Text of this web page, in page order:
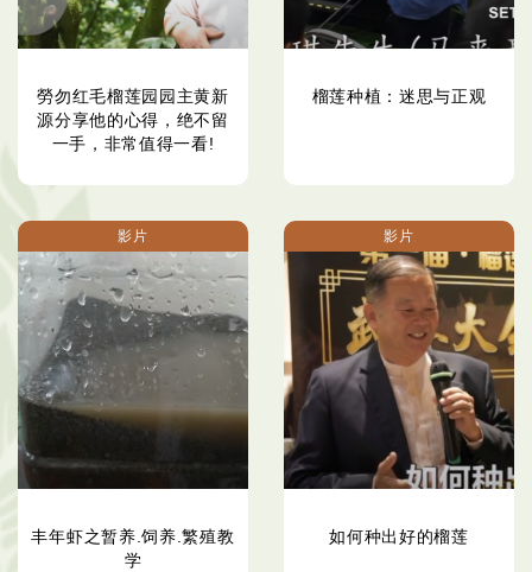
勞勿红毛榴莲园园主黄新
源分享他的心得，绝不留
一手，非常值得一看!
榴莲种植：迷思与正观
影片
丰年虾之暂养.饲养.繁殖教
学
影片
如何种出好的榴莲